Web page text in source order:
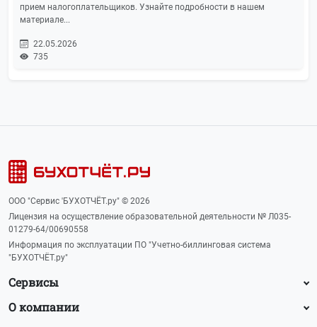
прием налогоплательщиков. Узнайте подробности в нашем
материале...
22.05.2026
735
ООО "Сервис 'БУХОТЧЁТ.ру" © 2026
Лицензия на осуществление образовательной деятельности № Л035-
01279-64/00690558
Информация по эксплуатации ПО "Учетно-биллинговая система
"БУХОТЧЁТ.ру"
Сервисы
О компании